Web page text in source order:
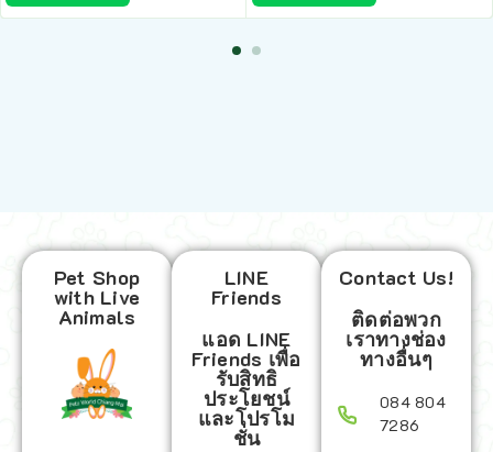
Pet Shop
with Live
Animals
LINE
Friends
แอด LINE
Friends เพื่อ
รับสิทธิ
ประโยชน์
และโปรโม
ชั่น
Contact Us!
ติดต่อพวก
เราทางช่อง
ทางอื่นๆ
084 804
7286